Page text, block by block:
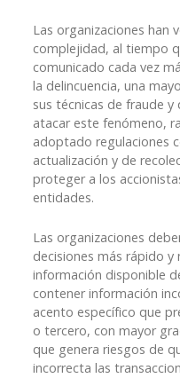
Las organizaciones han
complejidad, al tiempo
comunicado cada vez
la delincuencia, una
sus técnicas de fraude
atacar este fenómeno,
adoptado regulaciones
actualización y de
proteger a los
entidades.
Las organizaciones
decisiones más rápido y
información disponible
contener información
acento específico que
o tercero, con mayor
que genera riesgos de
incorrecta las